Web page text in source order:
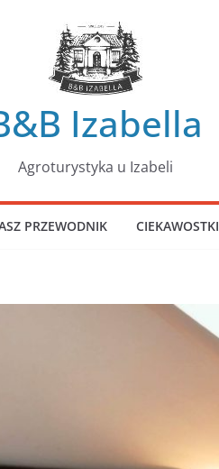
Izabella
Agroturystyka u Izabeli
PRZEWODNIK CIEKAWOSTKI